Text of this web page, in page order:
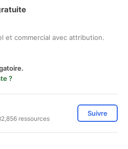
et commercial avec attribution.
?
ressources
Suivre